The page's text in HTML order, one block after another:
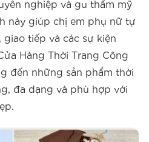
nghiệp và gu thẩm mỹ
này giúp chị em phụ nữ tự
tiếp và các sự kiện
Hàng Thời Trang Công
đến những sản phẩm thời
đa dạng và phù hợp với